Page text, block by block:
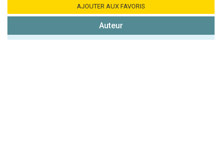
7x4 (en
AJOUTER AUX FAVORIS
Auteur